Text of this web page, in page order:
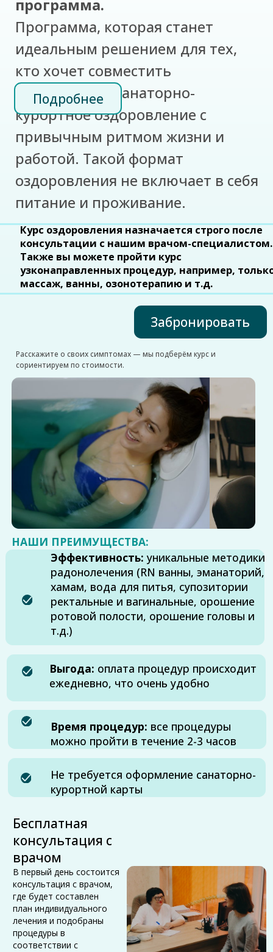
НАШИ ПРЕИМУЩЕСТВА:
полноценное санаторно-
курортное оздоровление с
привычным ритмом жизни и
работой. Такой формат
оздоровления не включает в себя
питание и проживание.
Расскажите о своих симптомах — мы подберём курс и
сориентируем по стоимости.
Курс оздоровления назначается строго после
консультации с нашим врачом-специалистом.
Также вы можете пройти курс
узконаправленных процедур, например, только
массаж, ванны, озонотерапию и т.д.
Эффективность:уникальные методики
радонолечения (RN ванны, эманаторий,
хамам, вода для питья, супозитории
ректальные и вагинальные, орошение
ротовой полости, орошение головы и
т.д.)
Выгода:оплата процедур происходит
ежедневно, что очень удобно
Время процедур:все процедуры
можно пройти в течение 2-3 часов
Не требуется оформление санаторно-
курортной карты
Подробнее
Радонотерапия
Карбокситерапия
Озонотерапия
Спелеотерапия
Бесплатная
консультация с
врачом
Оздоровление
можно пройти по
направлениям:
В первый день состоится
план индивидуального
лечения и подобраны
процедуры в
соответствии с
заболеванием
Администратор
санатория "Радон"